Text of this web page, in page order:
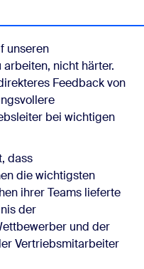
unseren
nicht härter.
Feedback von
bei wichtigen
dass
die wichtigsten
ihrer Teams lieferte
der
und der
Vertriebsmitarbeiter